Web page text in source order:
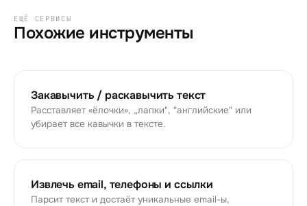
ЕЩЁ СЕРВИСЫ
Похожие инструменты
Закавычить / раскавычить текст
Расставляет «ёлочки», „лапки", "английские" или
убирает все кавычки в тексте.
Извлечь email, телефоны и ссылки
Парсит текст и достаёт уникальные email-ы,